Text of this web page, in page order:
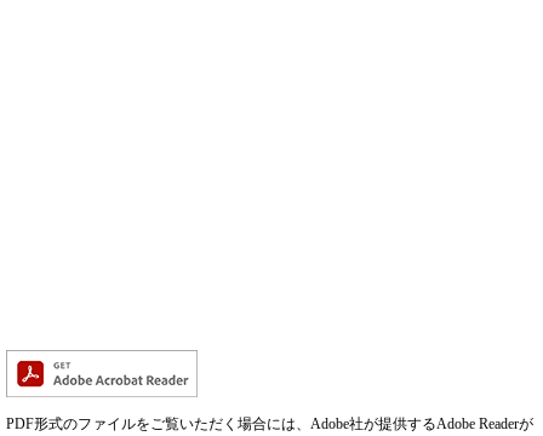
PDF形式のファイルをご覧いただく場合には、Adobe社が提供するAdobe Readerが